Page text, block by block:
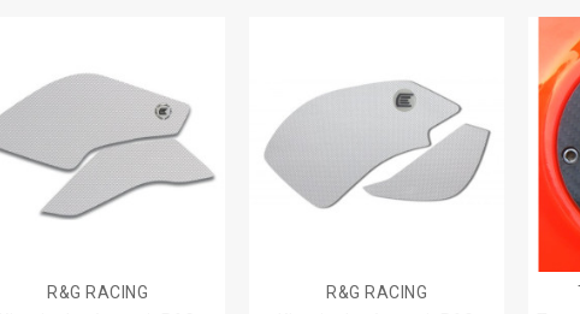
R&G RACING
R&G RACING